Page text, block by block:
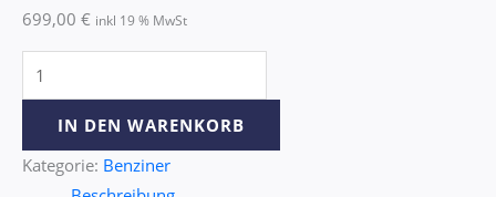
699,00 € inkl 19 % MwSt
IN DEN WARENKORB
Kategorie: Benziner